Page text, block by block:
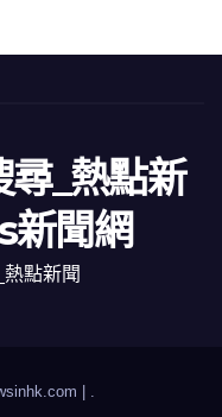
尋_熱點新
聞網
點新聞
|